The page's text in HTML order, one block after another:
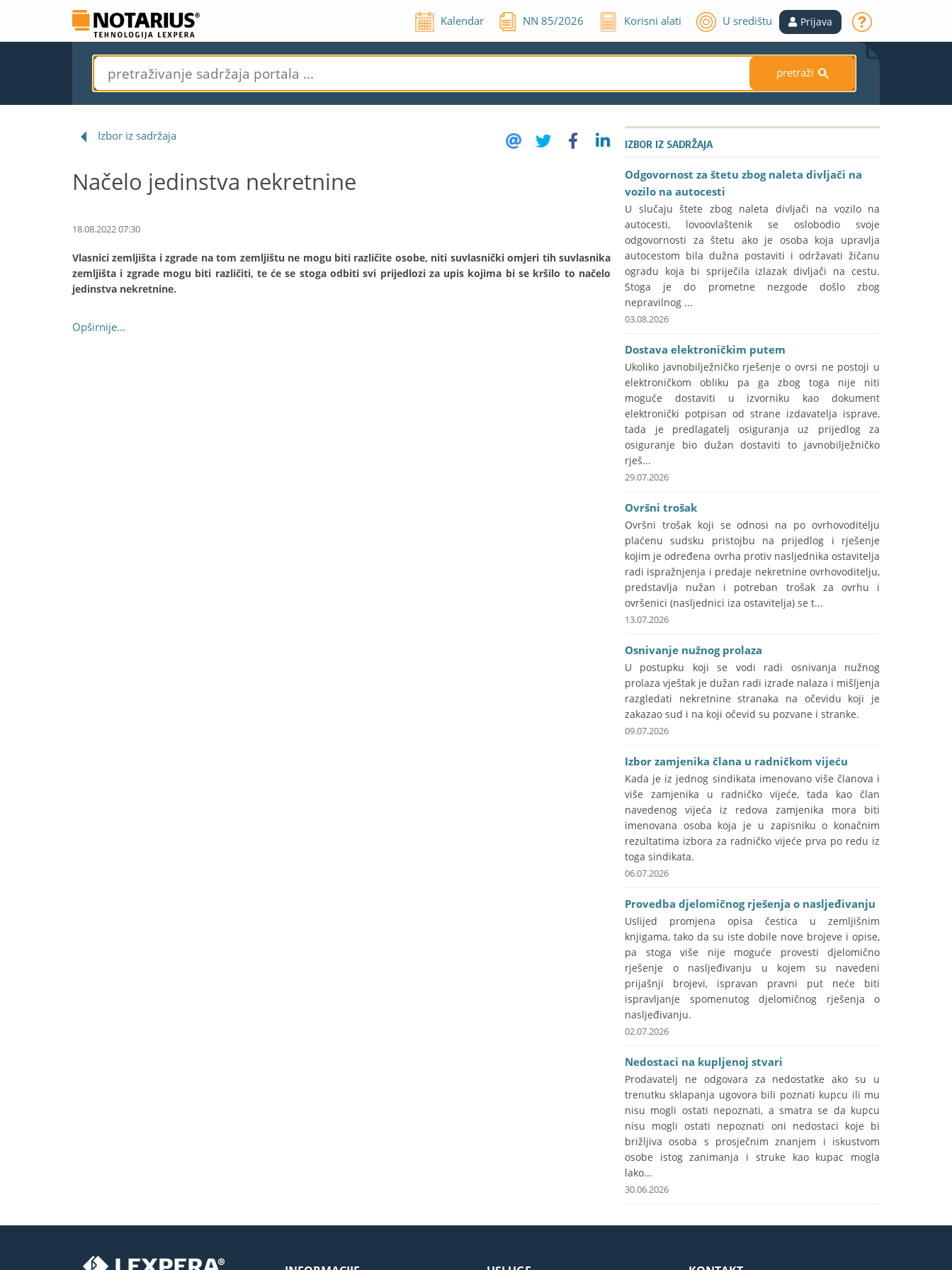
Kalendar NN85/2026 Korisni alati U središtu Prijava
pretraži S
Izbor iz sadržaja
Načelo jedinstva nekretnine
18.08.2022 07:30
Vlasnici zemljišta i zgrade na tom zemljištu ne mogu biti različite osobe, niti suvlasnički omjeri tih suvlasnika
zemljišta i zgrade mogu biti različiti, te će se stoga odbiti svi prijedlozi za upis kojima bi se kršilo to načelo
jedinstva nekretnine.
Opširnije...
IZBOR IZ SADRŽAJA
Odgovornost za štetu zbog naleta divljači na
vozilo na autocesti
U slučaju štete zbog naleta divljači na vozilo na
autocesti, lovoovlaštenik se oslobodio svoje
odgovornosti za štetu ako je osoba koja upravlja
autocestom bila dužna postaviti i održavati žičanu
ogradu koja bi spriječila izlazak divljači na cestu.
Stoga je do prometne nezgode došlo zbog
nepravilnog ...
03.08.2026
Dostava elektroničkim putem
Ukoliko javnobilježničko rješenje o ovrsi ne postoji u
elektroničkom obliku pa ga zbog toga nije niti
moguće dostaviti u izvorniku kao dokument
elektronički potpisan od strane izdavatelja isprave,
tada je predlagatelj osiguranja uz prijedlog za
osiguranje bio dužan dostaviti to javnobilježničko
rješ...
29.07.2026
Ovršni trošak
Ovršni trošak koji se odnosi na po ovrhovoditelju
plaćenu sudsku pristojbu na prijedlog i rješenje
kojim je određena ovrha protiv nasljednika ostavitelja
radi ispražnjenja i predaje nekretnine ovrhovoditelju,
predstavlja nužan i potreban trošak za ovrhu i
ovršenici (nasljednici iza ostavitelja) se t...
13.07.2026
Osnivanje nužnog prolaza
U postupku koji se vodi radi osnivanja nužnog
prolaza vještak je dužan radi izrade nalaza i mišljenja
razgledati nekretnine stranaka na očevidu koji je
zakazao sud i na koji očevid su pozvane i stranke.
09.07.2026
Izbor zamjenika člana u radničkom vijeću
Kada je iz jednog sindikata imenovano više članova i
više zamjenika u radničko vijeće, tada kao član
navedenog vijeća iz redova zamjenika mora biti
imenovana osoba koja je u zapisniku o konačnim
rezultatima izbora za radničko vijeće prva po redu iz
toga sindikata.
06.07.2026
Provedba djelomičnog rješenja o nasljeđivanju
Uslijed promjena opisa čestica u zemljišnim
knjigama, tako da su iste dobile nove brojeve i opise,
pa stoga više nije moguće provesti djelomično
rješenje o nasljeđivanju u kojem su navedeni
prijašnji brojevi, ispravan pravni put neće biti
ispravljanje spomenutog djelomičnog rješenja o
nasljeđivanju.
02.07.2026
Nedostaci na kupljenoj stvari
Prodavatelj ne odgovara za nedostatke ako su u
trenutku sklapanja ugovora bili poznati kupcu ili mu
nisu mogli ostati nepoznati, a smatra se da kupcu
nisu mogli ostati nepoznati oni nedostaci koje bi
brižljiva osoba s prosječnim znanjem i iskustvom
osobe istog zanimanja i struke kao kupac mogla
lako...
30.06.2026